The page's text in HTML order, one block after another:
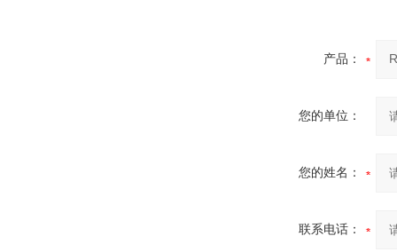
产品：
您的单位：
您的姓名：
联系电话：